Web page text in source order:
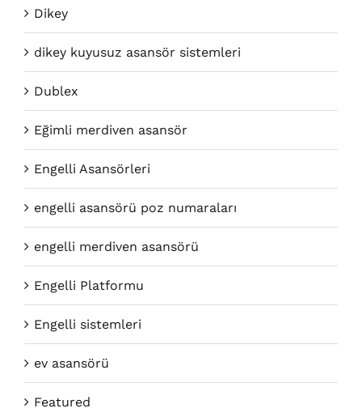
Dikey
dikey kuyusuz asansör sistemleri
Dublex
Eğimli merdiven asansör
Engelli Asansörleri
engelli asansörü poz numaraları
engelli merdiven asansörü
Engelli Platformu
Engelli sistemleri
ev asansörü
Featured